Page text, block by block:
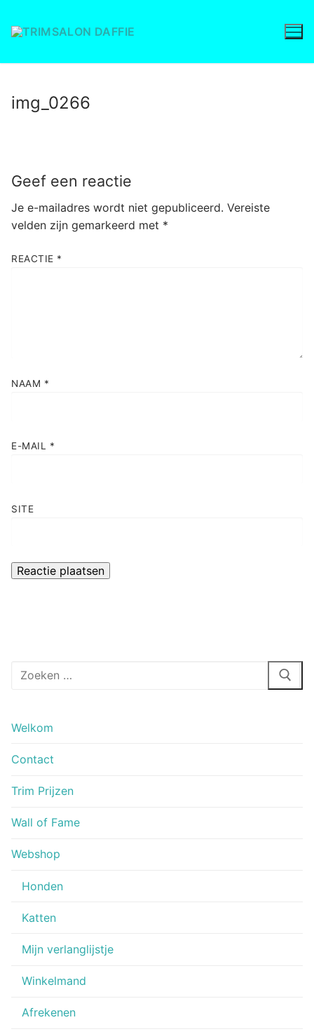
naar
inhoud
img_0266
Geef een reactie
Je e-mailadres wordt niet gepubliceerd. Vereiste
velden zijn gemarkeerd met *
REACTIE *
NAAM *
E-MAIL *
SITE
Zoeken
Welkom
Contact
Trim Prijzen
Wall of Fame
Webshop
Honden
Katten
Mijn verlanglijstje
Winkelmand
Afrekenen